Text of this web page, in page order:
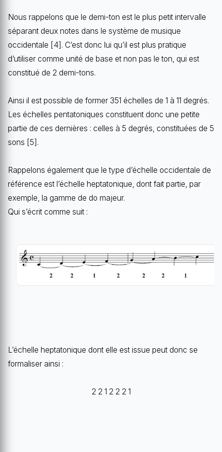
Nous rappelons que le demi-ton est le plus petit intervalle
séparant deux notes dans le système de musique
occidentale [4]. C’est donc lui qu’il est plus pratique
d’utiliser comme unité de base et non pas le ton, qui est
constitué de 2 demi-tons.
Ainsi il est possible de former 351 échelles de 1 à 11 degrés.
Les échelles pentatoniques constituent donc une petite
partie de ces dernières : celles à 5 degrés, constituées de 5
sons [5].
Rappelons également que le type d’échelle occidentale de
référence est l’échelle heptatonique, dont fait partie, par
exemple, la gamme de do majeur.
Qui s’écrit comme suit :
L’échelle heptatonique dont elle est issue peut donc se
formaliser ainsi :
2 2 1 2 2 2 1